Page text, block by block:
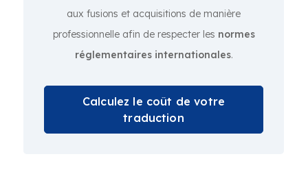
aux fusions et acquisitions de manière
professionnelle afin de respecter les normes
réglementaires internationales.
Calculez le coût de votre
traduction